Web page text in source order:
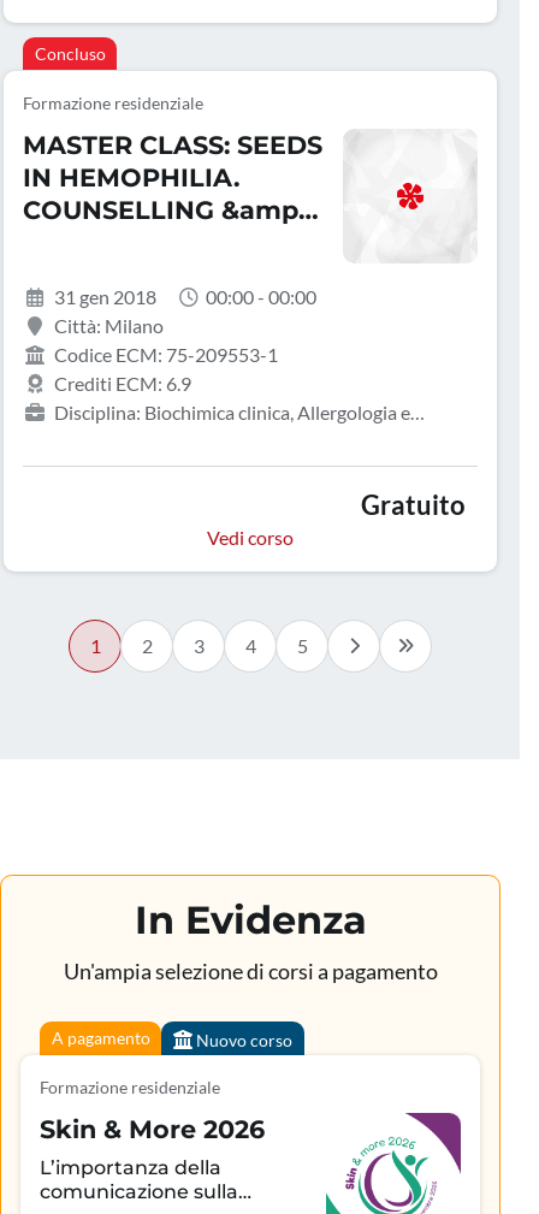
Concluso
Formazione residenziale
MASTER CLASS: SEEDS
IN HEMOPHILIA.
COUNSELLING &amp;
31 gen 2018
00:00 - 00:00
Città: Milano
Codice ECM: 75-209553-1
Crediti ECM: 6.9
Disciplina: Biochimica clinica, Allergologia e
Cardiochirurgia, Cardiologia, Chirurgia generale,
Chirurgia pediatrica, Chirurgia vascolare, Continuità
assistenziale, Direzione medica di presidio ospedaliero,
Fisioterapista, Genetica medica, Geriatria, Laboratorio
di genetica medica, Malattie infettive, Malattie
metaboliche e diabetologia, Medicina d'emergenza-
chimico-cliniche e microbiologia), Pediatria, Pediatria
(Pediatri di libera scelta), Reumatologia
Gratuito
Vedi corso
1 2 3 4 5
In Evidenza
Un'ampia selezione di corsi a pagamento
A pagamento Nuovo corso
Formazione residenziale
Skin & More 2026
L’importanza della
comunicazione sulla